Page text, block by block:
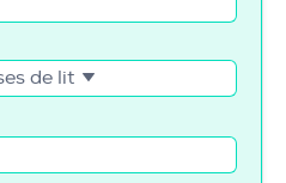
de lit